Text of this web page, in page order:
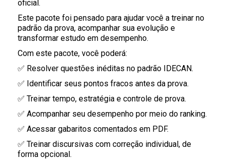
oficial.
Este pacote foi pensado para ajudar você a treinar no
padrão da prova, acompanhar sua evolução e
transformar estudo em desempenho.
Com este pacote, você poderá:
✅ Resolver questões inéditas no padrão IDECAN.
✅ Identificar seus pontos fracos antes da prova.
✅ Treinar tempo, estratégia e controle de prova.
✅ Acompanhar seu desempenho por meio do ranking.
✅ Acessar gabaritos comentados em PDF.
✅ Treinar discursivas com correção individual, de
forma opcional.